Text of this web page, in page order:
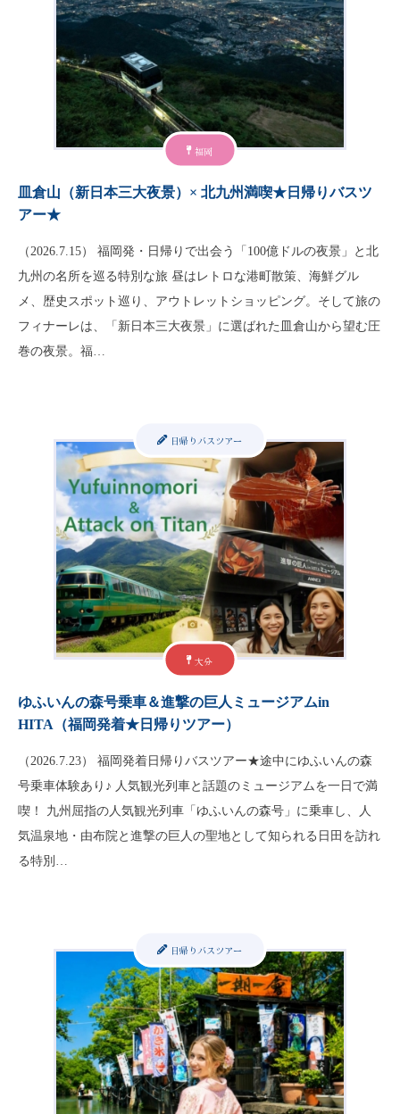
福岡
皿倉山（新日本三大夜景）× 北九州満喫★日帰りバスツ
アー★
（2026.7.15） 福岡発・日帰りで出会う「100億ドルの夜景」と北
九州の名所を巡る特別な旅 昼はレトロな港町散策、海鮮グル
メ、歴史スポット巡り、アウトレットショッピング。そして旅の
フィナーレは、「新日本三大夜景」に選ばれた皿倉山から望む圧
巻の夜景。福…
大分
日帰りバスツアー
ゆふいんの森号乗車＆進撃の巨人ミュージアムin
HITA（福岡発着★日帰りツアー）
（2026.7.23） 福岡発着日帰りバスツアー★途中にゆふいんの森
号乗車体験あり♪ 人気観光列車と話題のミュージアムを一日で満
喫！ 九州屈指の人気観光列車「ゆふいんの森号」に乗車し、人
気温泉地・由布院と進撃の巨人の聖地として知られる日田を訪れ
る特別…
日帰りバスツアー